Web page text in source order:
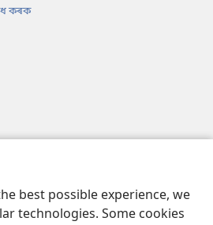
best possible experience, we
technologies. Some cookies
কৰক